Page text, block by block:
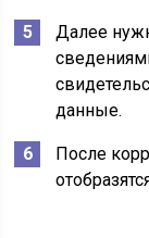
Далее
данные.
После